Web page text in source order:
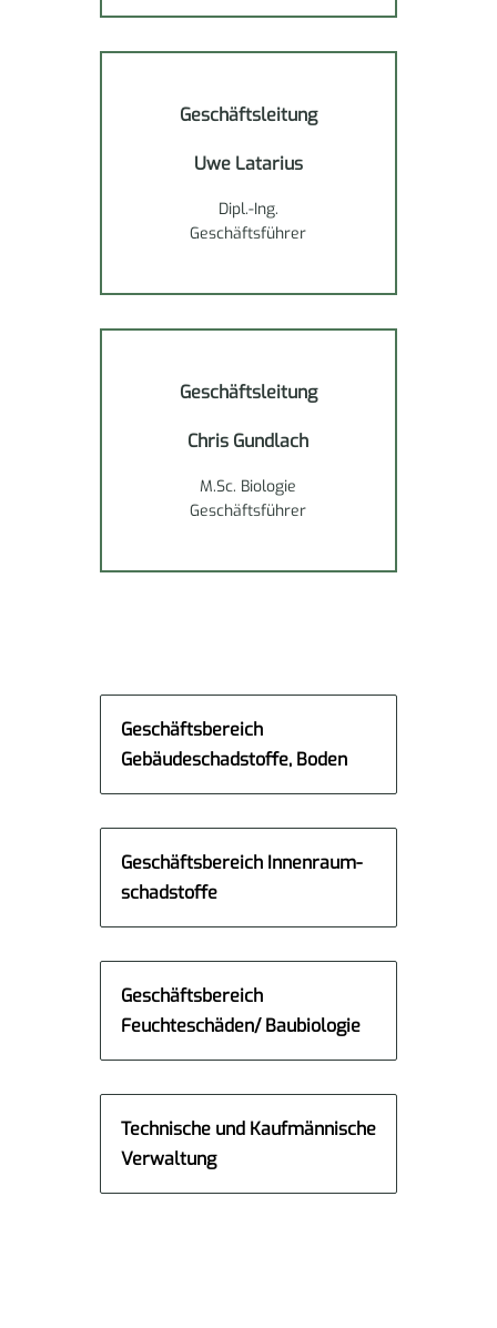
Geschäftsleitung
Uwe Latarius
Dipl.-Ing.
Geschäftsführer
Geschäftsleitung
Chris Gundlach
M.Sc. Biologie
Geschäftsführer
Geschäftsbereich
Gebäudeschad­stoffe, Boden
Geschäftsbereich Innenraum­
schadstoffe
Geschäftsbereich
Feuchteschäden/ Baubiologie
Technische und Kaufmännische
Verwaltung